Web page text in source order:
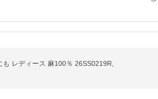
レディース 麻100％ 26SS0219R,